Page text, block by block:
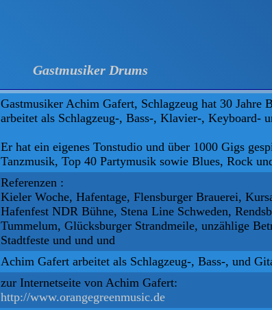
Gastmusiker Drums
Gastmusiker Achim Gafert, Schlagzeug hat 30 Jahre
arbeitet als Schlagzeug-, Bass-, Klavier-, Keyboard-
Er hat ein eigenes Tonstudio und über 1000 Gigs
Tanzmusik, Top 40 Partymusik sowie Blues, Rock
Referenzen :
Kieler Woche, Hafentage, Flensburger Brauerei,
Hafenfest NDR Bühne, Stena Line Schweden,
Tummelum, Glücksburger Strandmeile, unzählige
Stadtfeste und und und
Achim Gafert arbeitet als Schlagzeug-, Bass-, und
zur Internetseite von Achim Gafert:
http://www.orangegreenmusic.de